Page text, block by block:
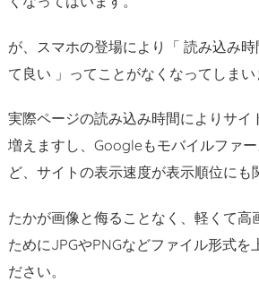
が、スマホの登場により「 読み込み時
て良い 」ってことがなくなってしまい
実際ページの読み込み時間によりサイ
増えますし、Googleもモバイルファ
ど、サイトの表示速度が表示順位にも
たかが画像と侮ることなく、軽くて高
ためにJPGやPNGなどファイル形式を
ださい。